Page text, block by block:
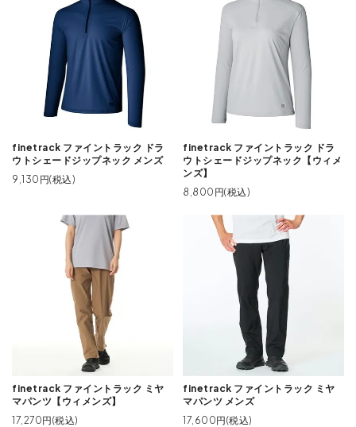
finetrack ファイントラック ドラ
ウトシェードジップネック メンズ
9,130円(税込)
finetrack ファイントラック ドラ
ウトシェードジップネック【ウィメ
ンズ】
8,800円(税込)
finetrack ファイントラック ミヤ
マパンツ【ウィメンズ】
17,270円(税込)
finetrack ファイントラック ミヤ
マパンツ メンズ
17,600円(税込)